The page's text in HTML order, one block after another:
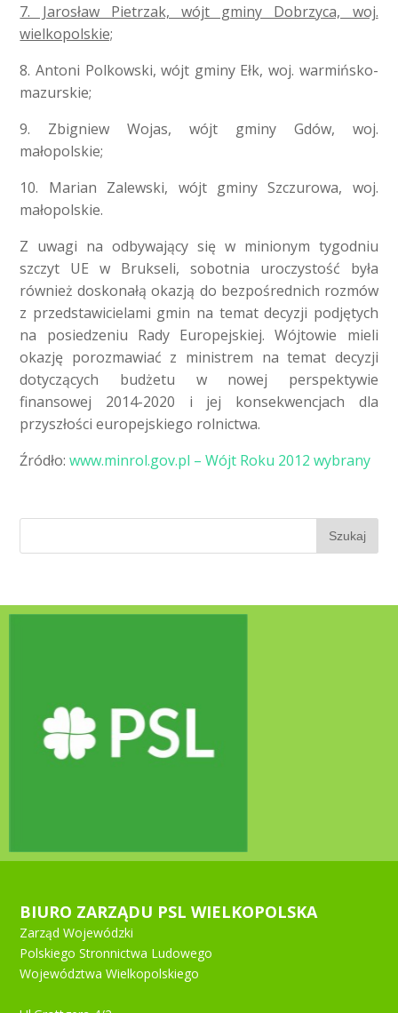
7. Jarosław Pietrzak, wójt gminy Dobrzyca, woj.
wielkopolskie;
8. Antoni Polkowski, wójt gminy Ełk, woj. warmińsko-
mazurskie;
9. Zbigniew Wojas, wójt gminy Gdów, woj.
małopolskie;
10. Marian Zalewski, wójt gminy Szczurowa, woj.
małopolskie.
Z uwagi na odbywający się w minionym tygodniu
szczyt UE w Brukseli, sobotnia uroczystość była
również doskonałą okazją do bezpośrednich rozmów
z przedstawicielami gmin na temat decyzji podjętych
na posiedzeniu Rady Europejskiej. Wójtowie mieli
okazję porozmawiać z ministrem na temat decyzji
dotyczących budżetu w nowej perspektywie
finansowej 2014-2020 i jej konsekwencjach dla
przyszłości europejskiego rolnictwa.
Źródło:www.minrol.gov.pl – Wójt Roku 2012 wybrany
BIURO ZARZĄDU PSL WIELKOPOLSKA
Zarząd Wojewódzki
Polskiego Stronnictwa Ludowego
Województwa Wielkopolskiego